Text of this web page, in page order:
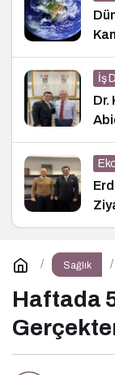
İş
Dr.
Sağlık
Haftada